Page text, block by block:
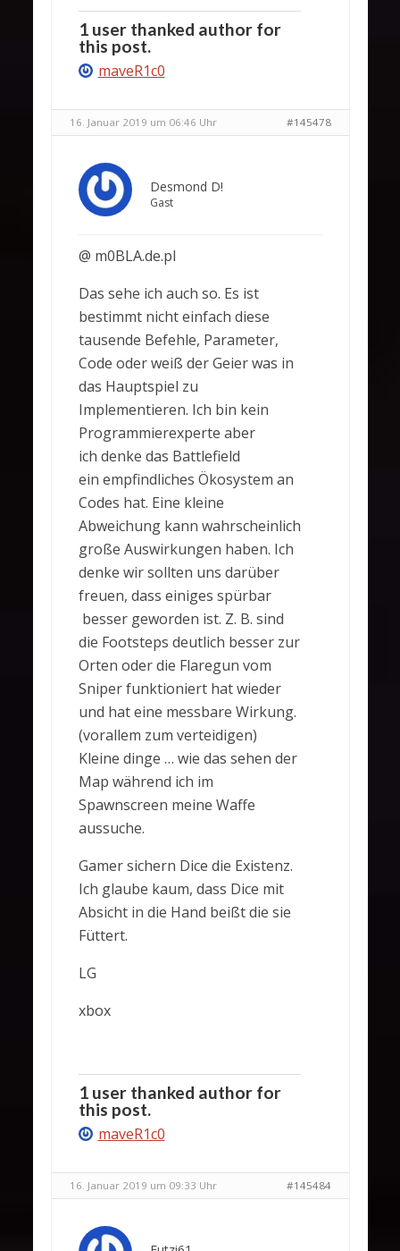
1 user thanked author for
this post.
maveR1c0
16. Januar 2019 um 06:46 Uhr #145478
Desmond D!
Gast
@ m0BLA.de.pl
Das sehe ich auch so. Es ist
bestimmt nicht einfach diese
tausende Befehle, Parameter,
Code oder weiß der Geier was in
das Hauptspiel zu
Implementieren. Ich bin kein
Programmierexperte aber
ich denke das Battlefield
ein empfindliches Ökosystem an
Codes hat. Eine kleine
Abweichung kann wahrscheinlich
große Auswirkungen haben. Ich
denke wir sollten uns darüber
freuen, dass einiges spürbar
besser geworden ist. Z. B. sind
die Footsteps deutlich besser zur
Orten oder die Flaregun vom
Sniper funktioniert hat wieder
und hat eine messbare Wirkung.
(vorallem zum verteidigen)
Kleine dinge … wie das sehen der
Map während ich im
Spawnscreen meine Waffe
aussuche.
Gamer sichern Dice die Existenz.
Ich glaube kaum, dass Dice mit
Absicht in die Hand beißt die sie
Füttert.
LG
xbox
1 user thanked author for
this post.
maveR1c0
16. Januar 2019 um 09:33 Uhr #145484